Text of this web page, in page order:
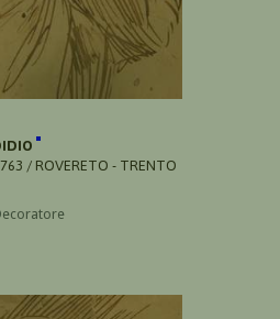
/ ROVERETO - TRENTO